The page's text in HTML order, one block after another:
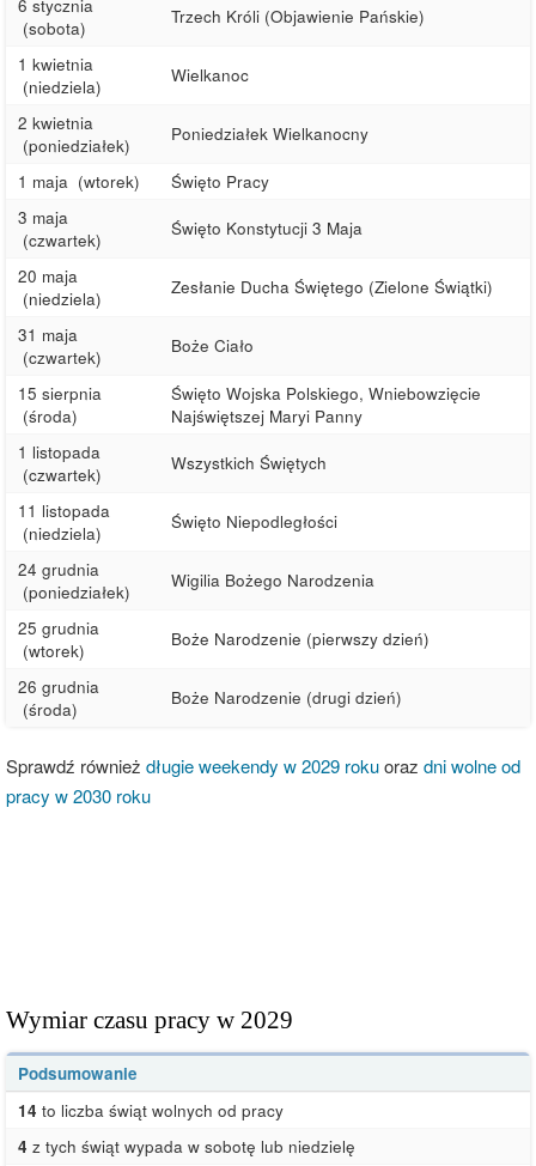
6 stycznia
(sobota)
Trzech Króli (Objawienie Pańskie)
1 kwietnia
(niedziela)
Wielkanoc
2 kwietnia
(poniedziałek)
Poniedziałek Wielkanocny
1 maja (wtorek)
Święto Pracy
3 maja
(czwartek)
Święto Konstytucji 3 Maja
20 maja
(niedziela)
Zesłanie Ducha Świętego (Zielone Świątki)
31 maja
(czwartek)
Boże Ciało
15 sierpnia
(środa)
Święto Wojska Polskiego, Wniebowzięcie
Najświętszej Maryi Panny
1 listopada
(czwartek)
Wszystkich Świętych
11 listopada
(niedziela)
Święto Niepodległości
24 grudnia
(poniedziałek)
Wigilia Bożego Narodzenia
25 grudnia
(wtorek)
Boże Narodzenie (pierwszy dzień)
26 grudnia
(środa)
Boże Narodzenie (drugi dzień)
Sprawdź również długie weekendy w 2029 rokuoraz dni wolne od
pracy w 2030 roku
Wymiar czasu pracy w 2029
Podsumowanie
14 to liczba świąt wolnych od pracy
4 z tych świąt wypada w sobotę lub niedzielę